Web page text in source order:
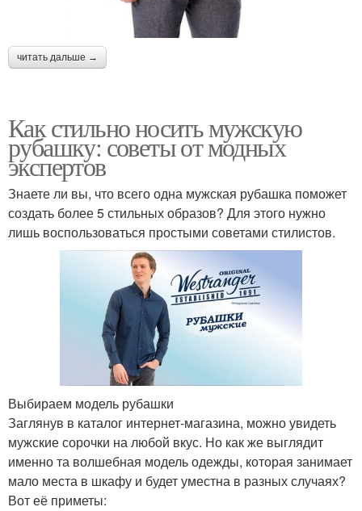
читать дальше →
Как стильно носить мужскую
рубашку: советы от модных
экспертов
Знаете ли вы, что всего одна мужская рубашка поможет
создать более 5 стильных образов? Для этого нужно
лишь воспользоваться простыми советами стилистов.
Выбираем модель рубашки
Заглянув в каталог интернет-магазина, можно увидеть
мужские сорочки на любой вкус. Но как же выглядит
именно та волшебная модель одежды, которая занимает
мало места в шкафу и будет уместна в разных случаях?
Вот её приметы: